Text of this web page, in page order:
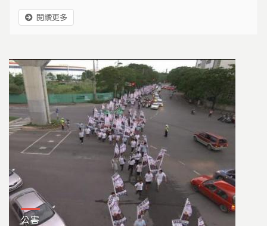
產業，處在石化業擴張與否的十字路口，台灣的選擇是
什麼？閱讀更多
公害